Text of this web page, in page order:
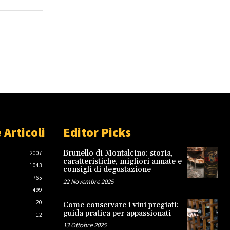
Web:
Articoli
2007
1043
765
499
20
12
Editor Picks
Brunello di Montalcino: storia,
caratteristiche, migliori annate e
consigli di degustazione
22 Novembre 2025
Come conservare i vini pregiati:
guida pratica per appassionati
13 Ottobre 2025